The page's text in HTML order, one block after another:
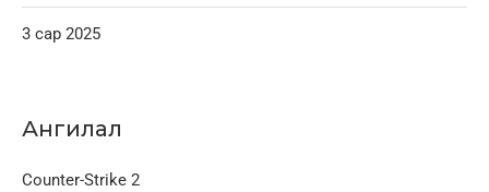
3 сар 2025
Ангилал
Counter-Strike 2